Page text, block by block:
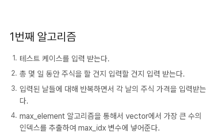
1번째 알고리즘
테스트 케이스를 입력 받는다.
총 몇 일 동안 주식을 할 건지 입력할 건지 입력 받는다.
입력된 날들에 대해 반복하면서 각 날의 주식 가격을 입력받는
다.
max_element 알고리즘을 통해서 vector에서 가장 큰 수의
인덱스를 추출하여 max_idx 변수에 넣어준다.